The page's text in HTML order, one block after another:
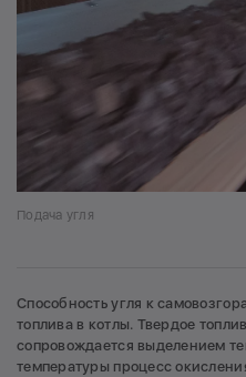
Подача угля
Способность угля к
топлива в котлы. Твердое
сопровождается выделением
температуры процесс